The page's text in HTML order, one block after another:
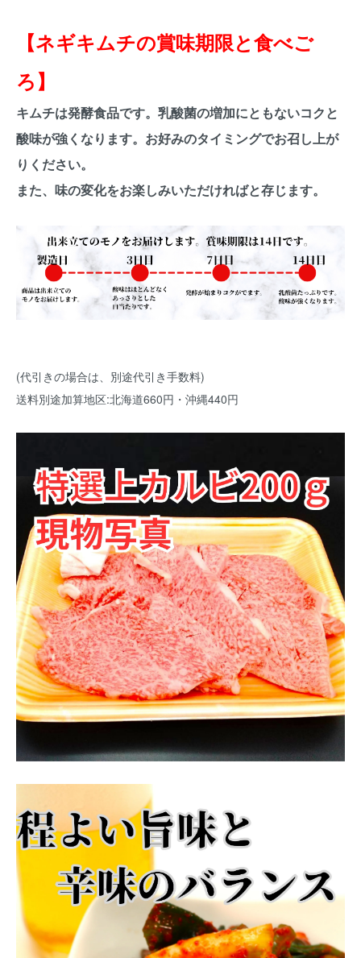
【ネギキムチの賞味期限と食べご
ろ】
キムチは発酵食品です。乳酸菌の増加にともないコクと
酸味が強くなります。お好みのタイミングでお召し上が
りください。
また、味の変化をお楽しみいただければと存じます。
(代引きの場合は、別途代引き手数料)
送料別途加算地区:北海道660円・沖縄440円